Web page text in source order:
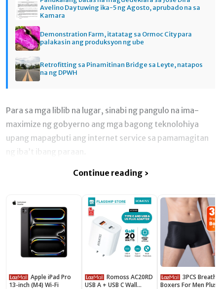
Avelino Day tuwing ika-5 ng Agosto, aprubado na sa
Kamara
Demonstration Farm, itatatag sa Ormoc City para
palakasin ang produksyon ng ube
Retrofitting sa Pinamitinan Bridge sa Leyte, natapos
na ng DPWH
Para sa mga liblib na lugar, sinabi ng pangulo na ima-
maximize ng gobyerno ang mga bagong teknolohiya
upang mapagbuti ang internet service sa pamamagitan
ng iba’t ibang paraan.
Continue reading ›
Apple iPad Pro
13-inch (M4) Wi-Fi
Romoss AC20RD
USB A + USB C Wall
Boxers For Men Plus